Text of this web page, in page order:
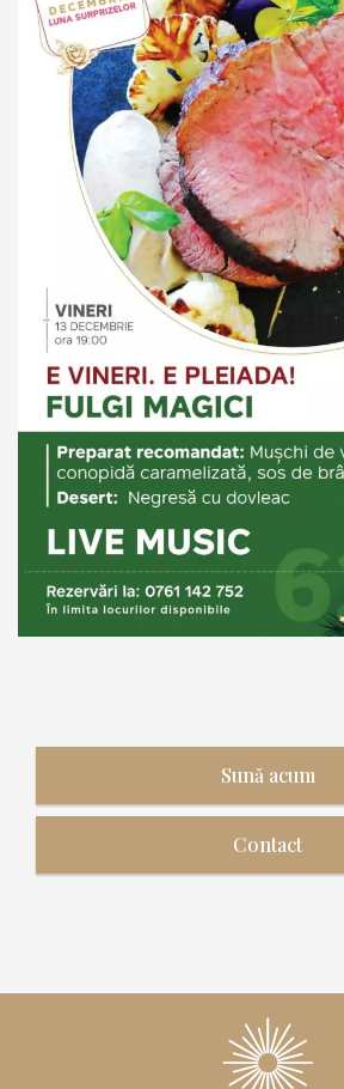
Sună acum
Contact